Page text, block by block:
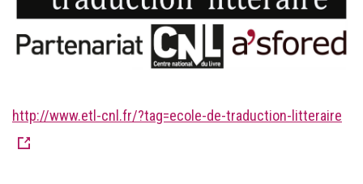
http://www.etl-cnl.fr/?tag=ecole-de-traduction-litteraire